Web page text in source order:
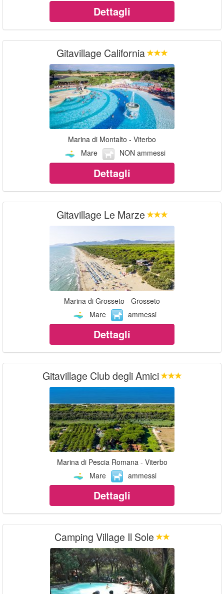
Dettagli
Gitavillage California
Marina di Montalto - Viterbo
Mare
NON ammessi
Dettagli
Gitavillage Le Marze
Marina di Grosseto - Grosseto
Mare
ammessi
Dettagli
Gitavillage Club degli Amici
Marina di Pescia Romana - Viterbo
Mare
ammessi
Dettagli
Camping Village Il Sole